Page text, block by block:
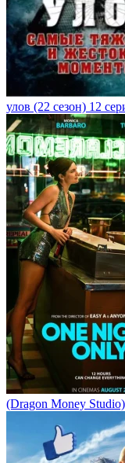
улов (22 сезон) 12
(Dragon Money Studio)